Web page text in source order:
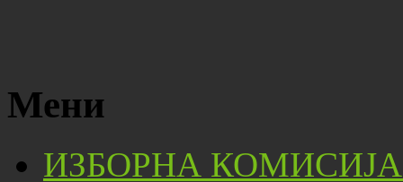
Мени
ИЗБОРНА